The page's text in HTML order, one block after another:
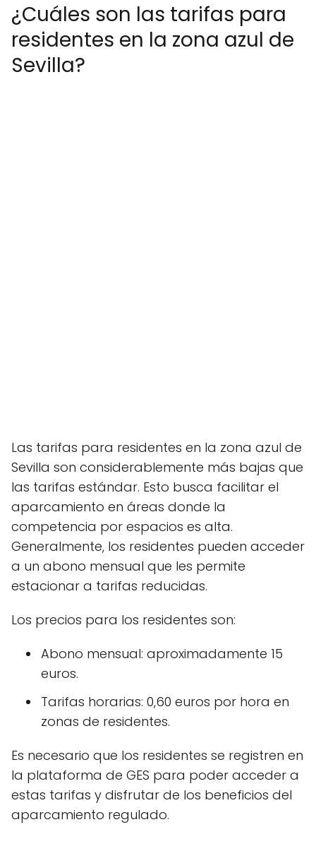
¿Cuáles son las tarifas para
residentes en la zona azul de
Sevilla?
Las tarifas para residentes en la zona azul de
Sevilla son considerablemente más bajas que
las tarifas estándar. Esto busca facilitar el
aparcamiento en áreas donde la
competencia por espacios es alta.
Generalmente, los residentes pueden acceder
a un abono mensual que les permite
estacionar a tarifas reducidas.
Los precios para los residentes son:
Abono mensual: aproximadamente 15
euros.
Tarifas horarias: 0,60 euros por hora en
zonas de residentes.
Es necesario que los residentes se registren en
la plataforma de GES para poder acceder a
estas tarifas y disfrutar de los beneficios del
aparcamiento regulado.